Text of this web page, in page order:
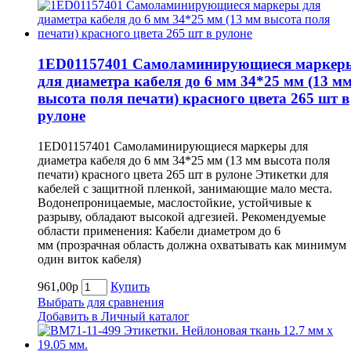
1ED01157401 Самоламинирующиеся
для диаметра кабеля до 6 мм 34*25 мм (13
высота поля печати) красного цвета 265 шт в
рулоне
1ED01157401 Самоламинирующиеся маркеры для
диаметра кабеля до 6 мм 34*25 мм (13 мм высота поля
печати) красного цвета 265 шт в рулоне Этикетки для
кабелей с защитной пленкой, занимающие мало места.
Водонепроницаемые, маслостойкие, устойчивые к
разрыву, обладают высокой адгезией. Рекомендуемые
области применения: Кабели диаметром до 6
мм (прозрачная область должна охватывать как минимум
один виток кабеля)
961,00р
Купить
Выбрать для сравнения
Добавить в Личный каталог